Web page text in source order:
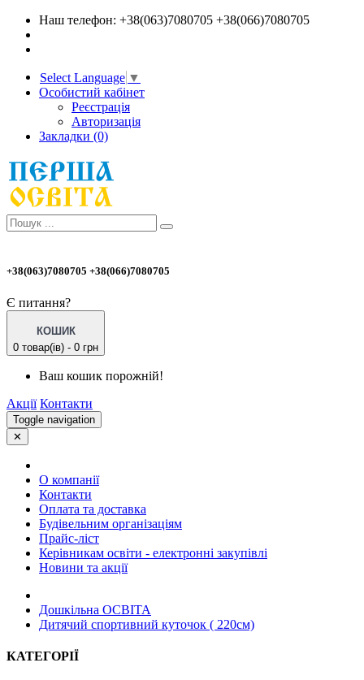
Наш телефон: +38(063)7080705 +38(066)7080705
Select Language ▼
Особистий кабінет
Реєстрація
Авторизація
Закладки (0)
+38(063)7080705 +38(066)7080705
Є питання?
КОШИК
0 товар(ів) - 0 грн
Ваш кошик порожній!
Акції Контакти
Toggle navigation
✕
О компанії
Контакти
Оплата та доставка
Будівельним організаціям
Прайс-ліст
Керівникам освіти - електронні закупівлі
Новини та акції
Дошкільна ОСВIТА
Дитячий спортивний куточок ( 220см)
КАТЕГОРІЇ